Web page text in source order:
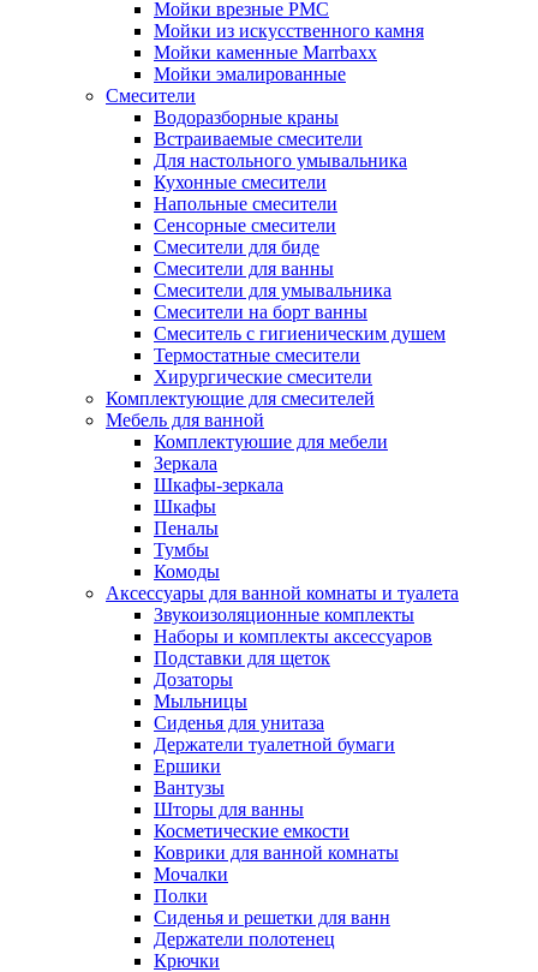
Мойки врезные РМС
Мойки из искусственного камня
Мойки каменные Marrbaxx
Мойки эмалированные
Смесители
Водоразборные краны
Встраиваемые смесители
Для настольного умывальника
Кухонные смесители
Напольные смесители
Сенсорные смесители
Смесители для биде
Смесители для ванны
Смесители для умывальника
Смесители на борт ванны
Смеситель с гигиеническим душем
Термостатные смесители
Хирургические смесители
Комплектующие для смесителей
Мебель для ванной
Комплектуюшие для мебели
Зеркала
Шкафы-зеркала
Шкафы
Пеналы
Тумбы
Комоды
Аксессуары для ванной комнаты и туалета
Звукоизоляционные комплекты
Наборы и комплекты аксессуаров
Подставки для щеток
Дозаторы
Мыльницы
Сиденья для унитаза
Держатели туалетной бумаги
Ершики
Вантузы
Шторы для ванны
Косметические емкости
Коврики для ванной комнаты
Мочалки
Полки
Сиденья и решетки для ванн
Держатели полотенец
Крючки